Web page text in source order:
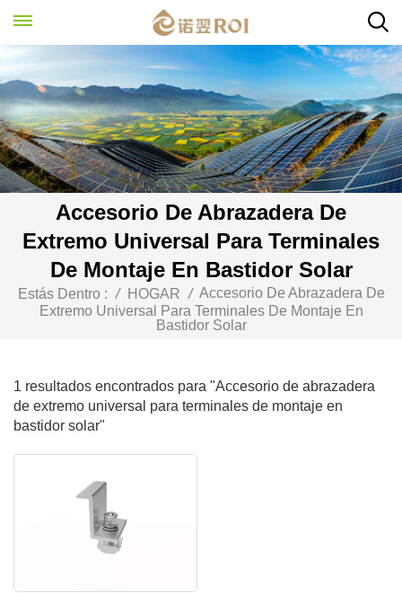
Accesorio De Abrazadera De
Extremo Universal Para Terminales
De Montaje En Bastidor Solar
Estás Dentro : / HOGAR / Accesorio De Abrazadera De
Extremo Universal Para Terminales De Montaje En
Bastidor Solar
1 resultados encontrados para "Accesorio de abrazadera
de extremo universal para terminales de montaje en
bastidor solar"